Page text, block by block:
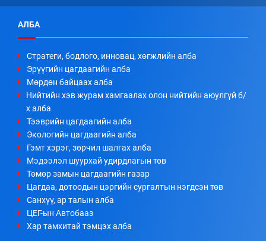
АЛБА
Стратеги, бодлого, инновац, хөгжлийн алба
Эрүүгийн цагдаагийн алба
Мөрдөн байцаах алба
Нийтийн хэв журам хамгаалах олон нийтийн аюулгүй б/
х алба
Тээврийн цагдаагийн алба
Экологийн цагдаагийн алба
Гэмт хэрэг, зөрчил шалгах алба
Мэдээлэл шуурхай удирдлагын төв
Төмөр замын цагдаагийн газар
Цагдаа, дотоодын цэргийн сургалтын нэгдсэн төв
Санхүү, ар талын алба
ЦЕГ-ын Автобааз
Хар тамхитай тэмцэх алба